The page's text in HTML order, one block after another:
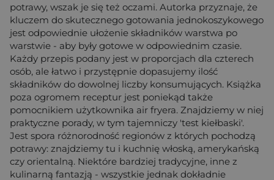
potrawy, wszak je się też oczami. Autorka przyznaje, że
kluczem do skutecznego gotowania jednokoszykowego
jest odpowiednie ułożenie składników warstwa po
warstwie - aby były gotowe w odpowiednim czasie.
Każdy przepis podany jest w proporcjach dla czterech
osób, ale łatwo i przystępnie dopasujemy ilość
składników do dowolnej liczby konsumujących. Książka
poza ogromem receptur jest poniekąd także
pomocnikiem użytkownika air fryera. Znajdziemy w niej
praktyczne porady, w tym tajemniczy 'test kiełbaski'.
Jest spora różnorodność regionów z których pochodzą
potrawy: znajdziemy tu i kuchnię włoską, amerykańską
czy orientalną. Niektóre bardziej tradycyjne, inne z
kulinarną fantazją - wszystkie jednak dokładnie